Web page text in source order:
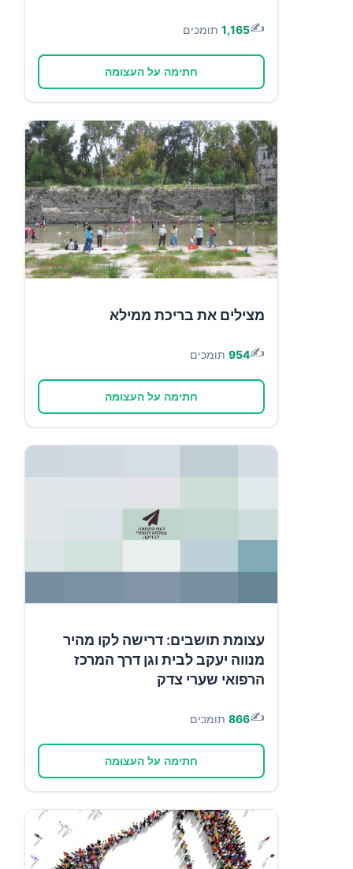
✍️
1,165 תומכים
חתימה על העצומה
מצילים את בריכת ממילא
✍️
954 תומכים
חתימה על העצומה
עצומת תושבים: דרישה לקו מהיר
מנווה יעקב לבית וגן דרך המרכז
הרפואי שערי צדק
✍️
866 תומכים
חתימה על העצומה